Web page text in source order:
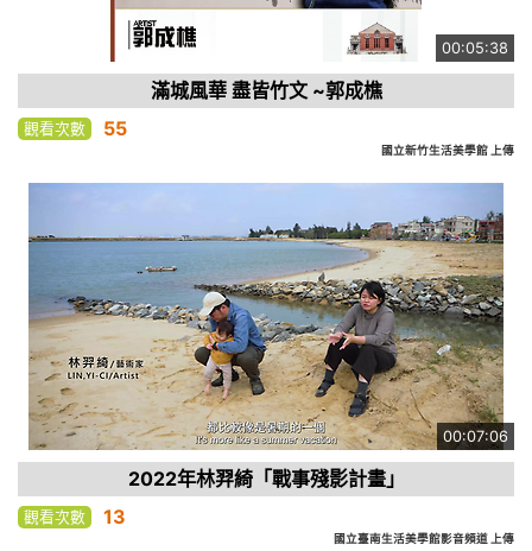
00:05:38
滿城風華 盡皆竹文 ~郭成樵
觀看次數 55
國立新竹生活美學館 上傳
00:07:06
2022年林羿綺「戰事殘影計畫」
觀看次數 13
國立臺南生活美學館影音頻道 上傳